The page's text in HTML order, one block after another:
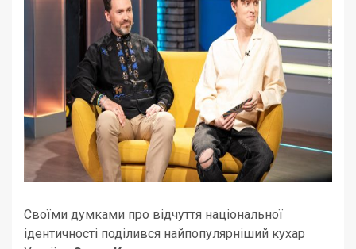
Своїми думками про відчуття національної
ідентичності поділився найпопулярніший кухар